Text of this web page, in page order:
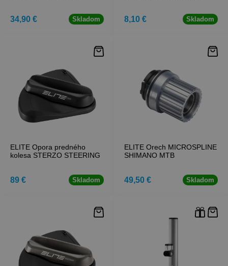
34,90 € Skladom 8,10 € Skladom
ELITE Opora predného
kolesa STERZO STEERING
89 € Skladom
ELITE Orech MICROSPLINE
SHIMANO MTB
49,50 € Skladom